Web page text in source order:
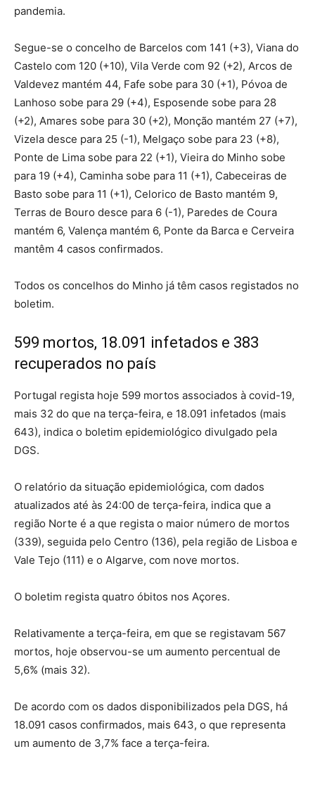
pandemia.
Segue-se o concelho de Barcelos com 141 (+3), Viana do
Castelo com 120 (+10), Vila Verde com 92 (+2), Arcos de
Valdevez mantém 44, Fafe sobe para 30 (+1), Póvoa de
Lanhoso sobe para 29 (+4), Esposende sobe para 28
(+2), Amares sobe para 30 (+2), Monção mantém 27 (+7),
Vizela desce para 25 (-1), Melgaço sobe para 23 (+8),
Ponte de Lima sobe para 22 (+1), Vieira do Minho sobe
para 19 (+4), Caminha sobe para 11 (+1), Cabeceiras de
Basto sobe para 11 (+1), Celorico de Basto mantém 9,
Terras de Bouro desce para 6 (-1), Paredes de Coura
mantém 6, Valença mantém 6, Ponte da Barca e Cerveira
mantêm 4 casos confirmados.
Todos os concelhos do Minho já têm casos registados no
boletim.
599 mortos, 18.091 infetados e 383
recuperados no país
Portugal regista hoje 599 mortos associados à covid-19,
mais 32 do que na terça-feira, e 18.091 infetados (mais
643), indica o boletim epidemiológico divulgado pela
DGS.
O relatório da situação epidemiológica, com dados
atualizados até às 24:00 de terça-feira, indica que a
região Norte é a que regista o maior número de mortos
(339), seguida pelo Centro (136), pela região de Lisboa e
Vale Tejo (111) e o Algarve, com nove mortos.
O boletim regista quatro óbitos nos Açores.
Relativamente a terça-feira, em que se registavam 567
mortos, hoje observou-se um aumento percentual de
5,6% (mais 32).
De acordo com os dados disponibilizados pela DGS, há
18.091 casos confirmados, mais 643, o que representa
um aumento de 3,7% face a terça-feira.